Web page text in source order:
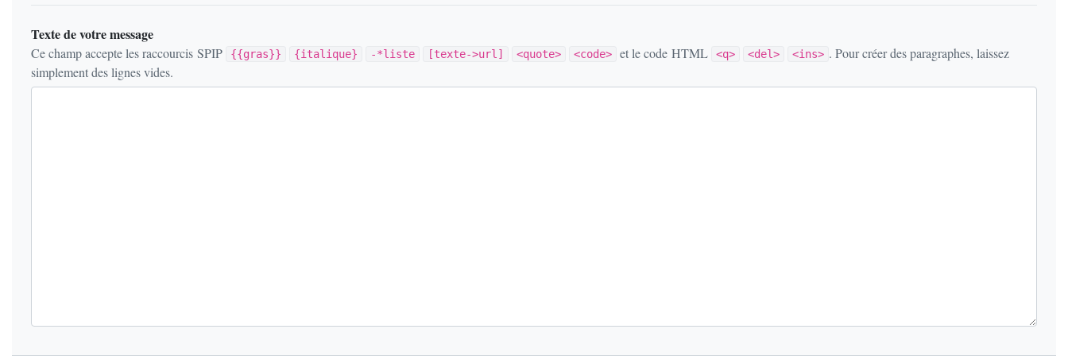
Texte de votre message
Ce champ accepte les raccourcis SPIP {{gras}} {italique} -*liste [texte->url] <quote> <code> et le code HTML <q> <del> <ins> . Pour créer des paragraphes, laissez
simplement des lignes vides.